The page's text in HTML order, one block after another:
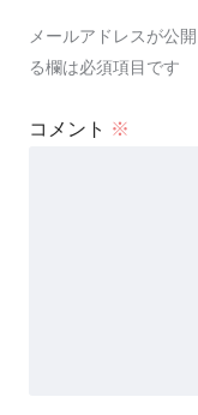
メールアドレスが公
る欄は必須項目です
コメント ※